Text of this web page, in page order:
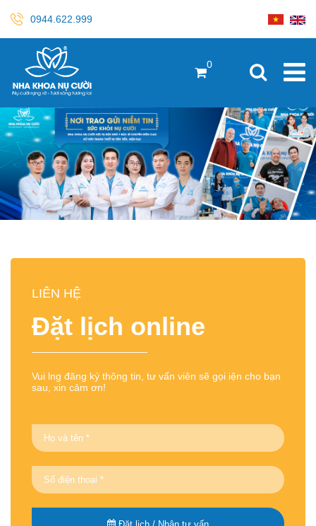
0944.622.999
0
LIÊN HỆ
Đặt lịch online
Vui lng đăng ký thông tin, tư vấn viên sẽ gọi iện cho bạn
sau, xin cảm ơn!